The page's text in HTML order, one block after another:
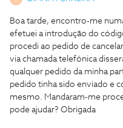
Boa tarde, encontro-me
efetuei a introdução do
procedi ao pedido de
via chamada telefónica
qualquer pedido da minha
pedido tinha sido enviado e
mesmo. Mandaram-me
pode ajudar? Obrigada